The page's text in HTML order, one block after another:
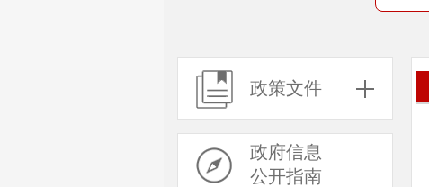
政策文件
政府信息
公开指南